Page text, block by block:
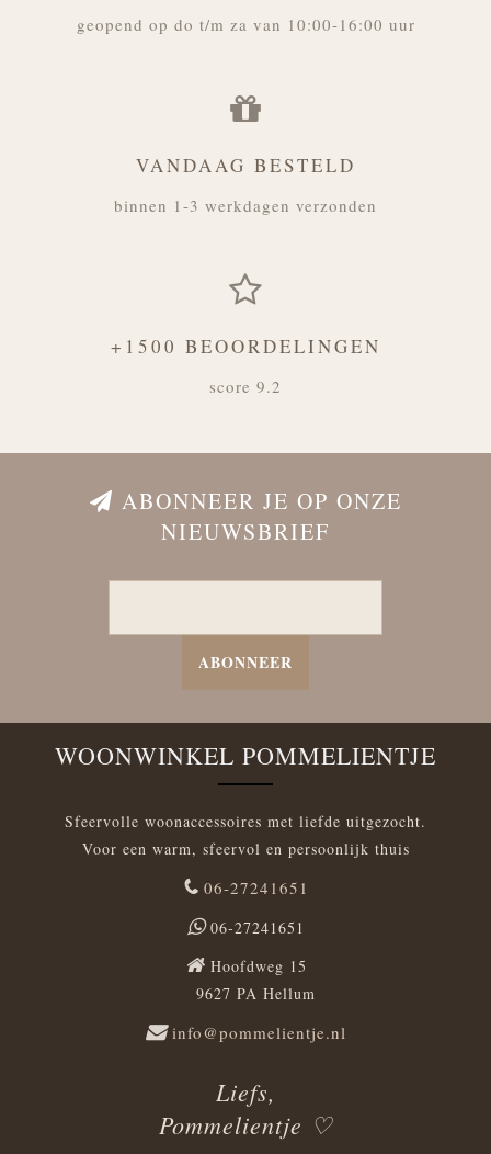
geopend op do t/m za van 10:00-16:00 uur
VANDAAG BESTELD
binnen 1-3 werkdagen verzonden
+1500 BEOORDELINGEN
score 9.2
ABONNEER JE OP ONZE
NIEUWSBRIEF
ABONNEER
WOONWINKEL POMMELIENTJE
Sfeervolle woonaccessoires met liefde uitgezocht.
Voor een warm, sfeervol en persoonlijk thuis
06-27241651
06-27241651
Hoofdweg 15
9627 PA Hellum
info@pommelientje.nl
Liefs,
Pommelientje ♡